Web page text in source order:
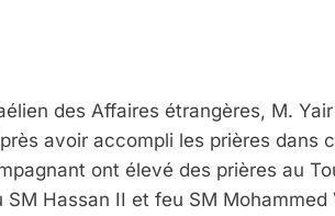
des Affaires étrangères, M.
avoir accompli les prières dans
ont élevé des prières au
SM Hassan II et feu SM